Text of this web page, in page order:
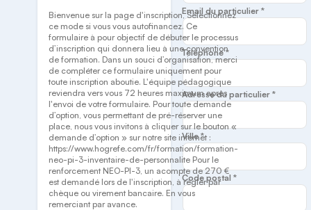
Bienvenue sur la page d'inscription, Sélectionnez
ce mode si vous vous autofinancez. Ce
formulaire à pour objectif de débuter le processus
d’inscription qui donnera lieu à une convention
de formation. Dans un souci d’organisation, merci
de compléter ce formulaire uniquement pour
toute inscription aboutie. L'équipe pédagogique
reviendra vers vous 72 heures maximum après
l'envoi de votre formulaire. Pour toute demande
d’option, vous permettant de pré-réserver une
place, nous vous invitons à cliquer sur le bouton «
demande d’option » sur notre site internet :
https://www.hogrefe.com/fr/formation/formation-
neo-pi-3-inventaire-de-personnalite Pour le
renforcement NEO-PI-3, un acompte de 270 €
est demandé lors de l'inscription, à régler par
chèque ou virement bancaire. En vous
remerciant par avance.
Email du particulier *
Téléphone *
Adresse du particulier *
Ville *
Code postal *